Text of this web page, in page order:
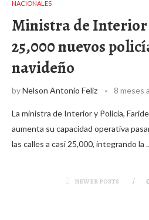
NACIONALES
Ministra de
25,000 nuevos
navideño
byNelson Antonio Feliz 8 meses
La ministra de Interior y Policía,
aumenta su capacidad operativa
las calles a casi 25,000, integrando la
NEWER POSTS